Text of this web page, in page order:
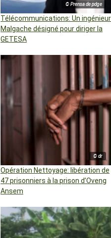
© Prensa de pdge
Télécommunications: Un ingénieur
Malgache désigné pour diriger la
GETESA
© dr
Opération Nettoyage: libération de
47 prisonniers à la prison d’Oveng
Ansem